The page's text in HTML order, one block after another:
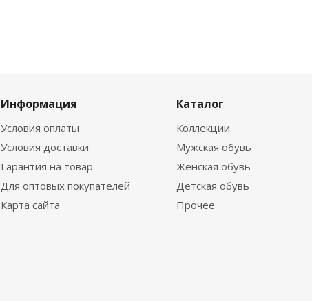
Информация
Условия оплаты
Условия доставки
Гарантия на товар
Для оптовых покупателей
Карта сайта
Каталог
Коллекции
Мужская обувь
Женская обувь
Детская обувь
Прочее